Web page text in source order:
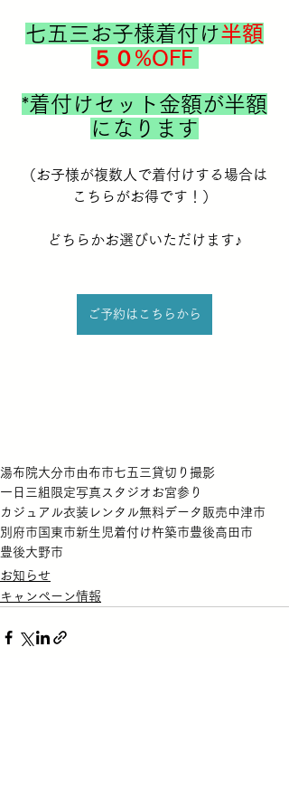
七五三お子様着付け半額
５０%OFF
*着付けセット金額が半額
になります
（お子様が複数人で着付けする場合は
こちらがお得です！）
どちらかお選びいただけます♪
ご予約はこちらから
湯布院大分市 由布市七五三 貸切り撮影
一日三組限定写真スタジオ お宮参り
カジュアル衣装 レンタル無料データ販売中津市
別府市 国東市新生児着付け杵築市豊後高田市
豊後大野市
お知らせ
キャンペーン情報